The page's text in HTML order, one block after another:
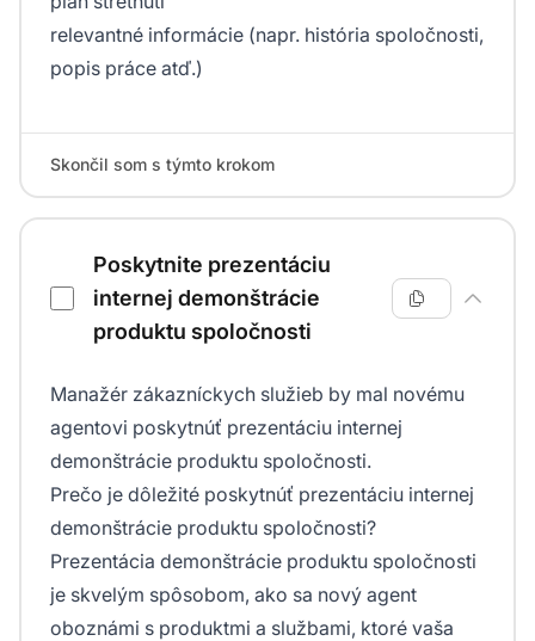
relevantné informácie (napr. história spoločnosti,
popis práce atď.)
Skončil som s týmto krokom
Poskytnite prezentáciu
internej demonštrácie
produktu spoločnosti
Manažér zákazníckych služieb by mal novému
agentovi poskytnúť prezentáciu internej
demonštrácie produktu spoločnosti.
Prečo je dôležité poskytnúť prezentáciu internej
demonštrácie produktu spoločnosti?
Prezentácia demonštrácie produktu spoločnosti
je skvelým spôsobom, ako sa nový agent
oboznámi s produktmi a službami, ktoré vaša